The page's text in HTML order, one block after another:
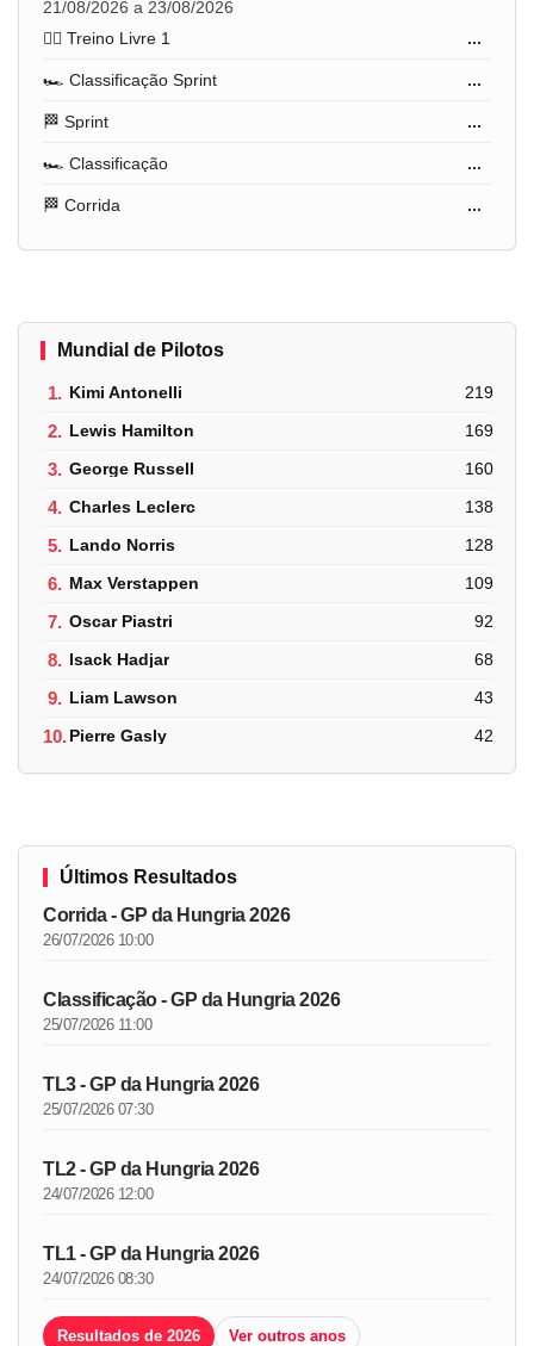
21/08/2026 a 23/08/2026
🏋️‍♂️ Treino Livre 1
...
🏎️ Classificação Sprint ...
🏁 Sprint ...
🏎️ Classificação ...
🏁 Corrida ...
Mundial de Pilotos
1. Kimi Antonelli 219
2. Lewis Hamilton 169
3. George Russell 160
4. Charles Leclerc 138
5. Lando Norris 128
6. Max Verstappen 109
7. Oscar Piastri 92
8. Isack Hadjar 68
9. Liam Lawson 43
10.Pierre Gasly 42
Últimos Resultados
Corrida - GP da Hungria 2026
26/07/2026 10:00
Classificação - GP da Hungria 2026
25/07/2026 11:00
TL3 - GP da Hungria 2026
25/07/2026 07:30
TL2 - GP da Hungria 2026
24/07/2026 12:00
TL1 - GP da Hungria 2026
24/07/2026 08:30
Resultados de 2026 Ver outros anos